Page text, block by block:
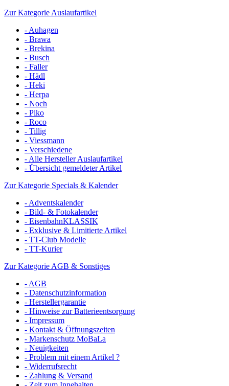
Zur Kategorie Auslaufartikel
- Auhagen
- Brawa
- Brekina
- Busch
- Faller
- Hädl
- Heki
- Herpa
- Noch
- Piko
- Roco
- Tillig
- Viessmann
- Verschiedene
- Alle Hersteller Auslaufartikel
- Übersicht gemeldeter Artikel
Zur Kategorie Specials & Kalender
- Adventskalender
- Bild- & Fotokalender
- EisenbahnKLASSIK
- Exklusive & Limitierte Artikel
- TT-Club Modelle
- TT-Kurier
Zur Kategorie AGB & Sonstiges
- AGB
- Datenschutzinformation
- Herstellergarantie
- Hinweise zur Batterieentsorgung
- Impressum
- Kontakt & Öffnungszeiten
- Markenschutz MoBaLa
- Neuigkeiten
- Problem mit einem Artikel ?
- Widerrufsrecht
- Zahlung & Versand